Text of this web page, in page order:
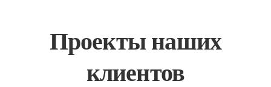
Проекты наших
клиентов